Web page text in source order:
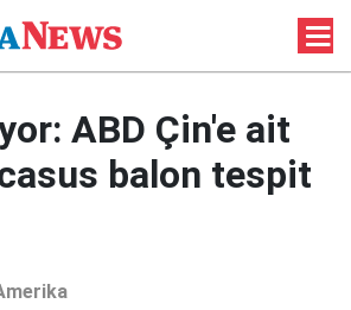
ABD Çin'e ait
balon tespit